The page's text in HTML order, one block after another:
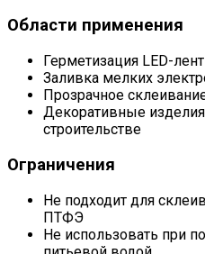
Области применения
Герметизация LED-
Заливка мелких
Прозрачное
Декоративные
строительстве
Ограничения
Не подходит для
ПТФЭ
Не использовать при